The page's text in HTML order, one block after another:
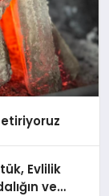
Evlilik
ve